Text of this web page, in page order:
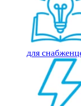
для